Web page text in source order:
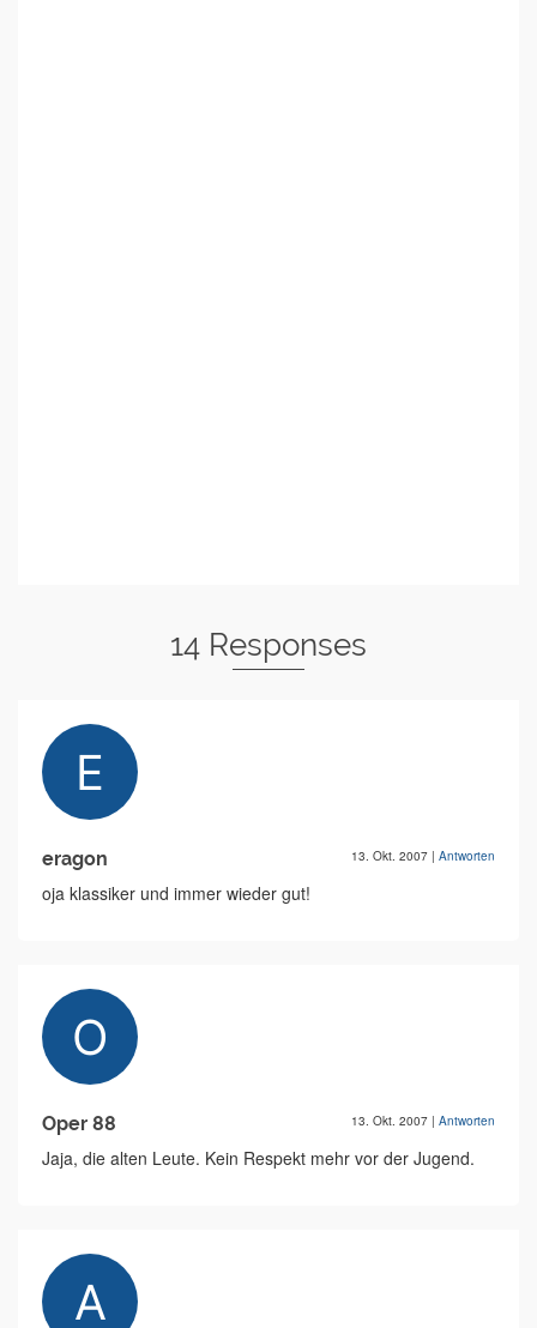
14 Responses
eragon 13. Okt. 2007 | Antworten
oja klassiker und immer wieder gut!
Oper 88 13. Okt. 2007 | Antworten
Jaja, die alten Leute. Kein Respekt mehr vor der Jugend.